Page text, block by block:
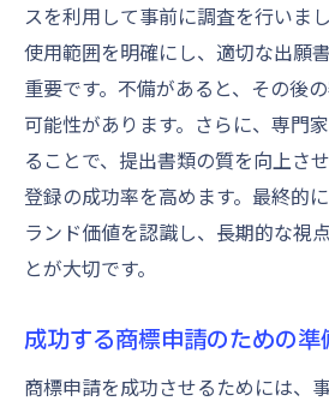
スを利用して事前に調査を行いま
使用範囲を明確にし、適切な出願
重要です。不備があると、その後
可能性があります。さらに、専門
ることで、提出書類の質を向上さ
登録の成功率を高めます。最終的
ランド価値を認識し、長期的な視
とが大切です。
成功する商標申請のための準
商標申請を成功させるためには、